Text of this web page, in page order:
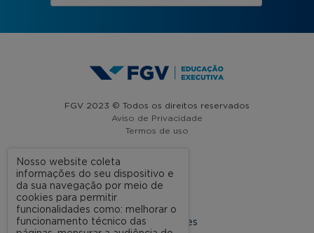
FGV 2023 © Todos os direitos reservados
Aviso de Privacidade
Termos de uso
A FGV
Nossas Unidades
Nosso website coleta
informações do seu dispositivo e
da sua navegação por meio de
cookies para permitir
funcionalidades como: melhorar o
funcionamento técnico das